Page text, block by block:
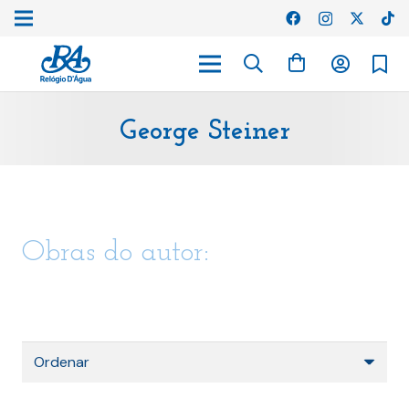
George Steiner
Obras do autor: